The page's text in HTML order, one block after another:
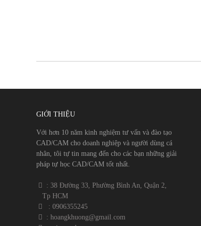
GIỚI THIỆU
Với hơn 10 năm kinh nghiệm tư vấn và đào tạo
CAD/CAM cho doanh nghiệp và người dùng cá
nhân, tôi tự tin mang đến cho các bạn những giải
pháp tự học CAD/CAM tốt nhất.
​​ : 38 Đường 33, Phường Bình An, Quận 2,
Tp HCM
: 0906355245
​ : hoangkhuong@gmail.com